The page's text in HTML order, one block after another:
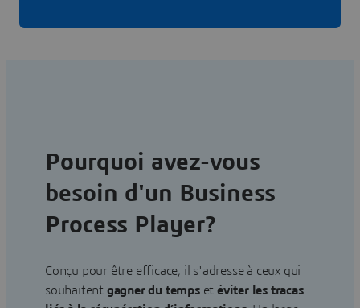
Pourquoi avez-vous
besoin d'un Business
Process Player?
Conçu pour être efficace, il s'adresse à ceux qui
souhaitent gagner du tempsetéviter les tracas